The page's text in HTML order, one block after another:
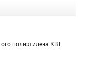
полиэтилена КВТ